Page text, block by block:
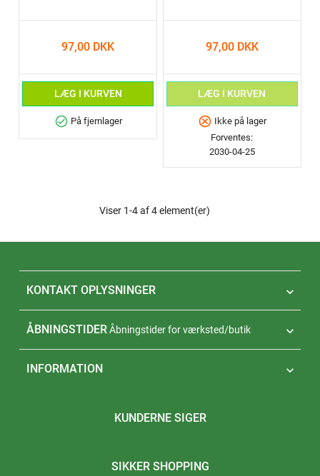
97,00 DKK
LÆG I KURVEN
check_circle På fjernlager
97,00 DKK
LÆG I KURVEN
cancel Ikke på lager
Forventes:
2030-04-25
Viser 1-4 af 4 element(er)
KONTAKT OPLYSNINGER 
ÅBNINGSTIDER 
Åbningstider for værksted/butik
INFORMATION 
KUNDERNE SIGER
SIKKER SHOPPING